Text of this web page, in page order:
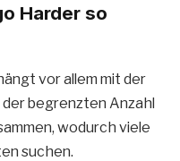
Harder so
vor allem mit der
begrenzten Anzahl
wodurch viele
suchen.